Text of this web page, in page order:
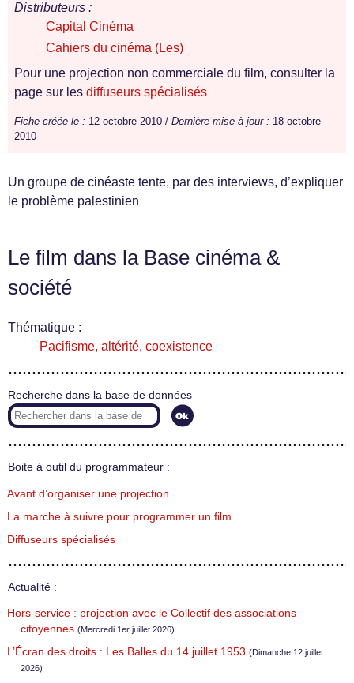
Distributeurs :
Capital Cinéma
Cahiers du cinéma (Les)
Pour une projection non commerciale du film, consulter la
page sur les diffuseurs spécialisés
Fiche créée le : 12 octobre 2010 / Dernière mise à jour : 18 octobre
2010
Un groupe de cinéaste tente, par des interviews, d’expliquer
le problème palestinien
Le film dans la Base cinéma &
société
Thématique :
Pacifisme, altérité, coexistence
Recherche dans la base de données
Boite à outil du programmateur :
Avant d’organiser une projection…
La marche à suivre pour programmer un film
Diffuseurs spécialisés
Actualité :
Hors-service : projection avec le Collectif des associations
citoyennes (Mercredi 1er juillet 2026)
L’Écran des droits : Les Balles du 14 juillet 1953 (Dimanche 12 juillet
2026)